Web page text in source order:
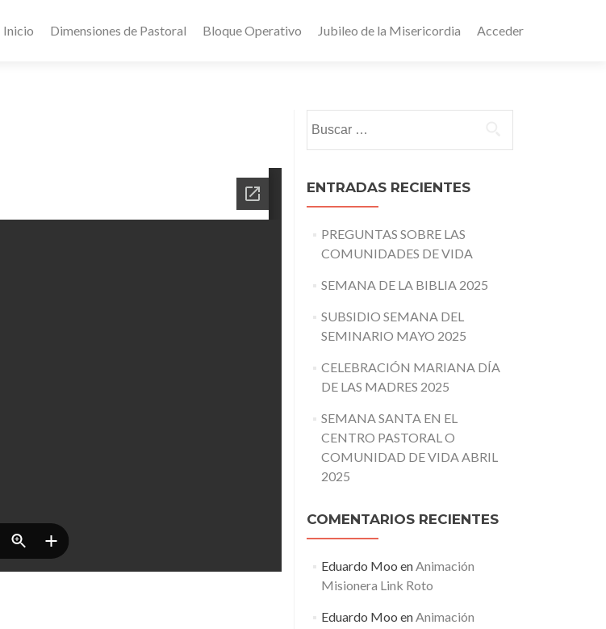
Inicio Dimensiones de Pastoral Bloque Operativo Jubileo de la Misericordia Acceder
ENTRADAS RECIENTES
PREGUNTAS SOBRE LAS
COMUNIDADES DE VIDA
SEMANA DE LA BIBLIA 2025
SUBSIDIO SEMANA DEL
SEMINARIO MAYO 2025
CELEBRACIÓN MARIANA DÍA
DE LAS MADRES 2025
SEMANA SANTA EN EL
CENTRO PASTORAL O
COMUNIDAD DE VIDA ABRIL
2025
COMENTARIOS RECIENTES
Eduardo Moo enAnimación
Misionera Link Roto
Eduardo Moo enAnimación